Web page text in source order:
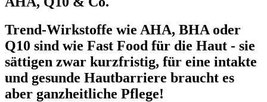
Trend-Wirkstoffe wie AHA, BHA oder
Q10 sind wie Fast Food für die Haut - sie
sättigen zwar kurzfristig, für eine intakte
und gesunde Hautbarriere braucht es
aber ganzheitliche Pflege!